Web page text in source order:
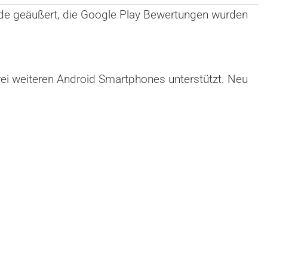
geäußert, die Google Play Bewertungen wurden
weiteren Android Smartphones unterstützt. Neu